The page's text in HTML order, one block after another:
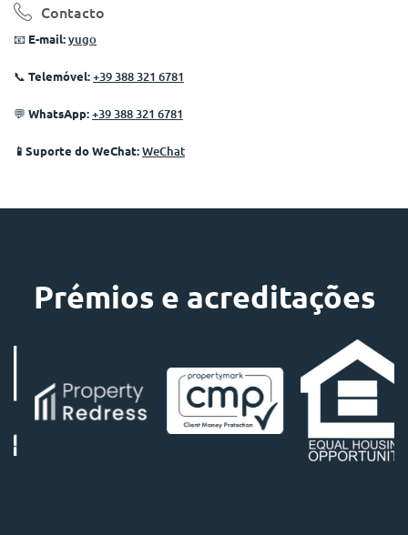
Contacto
📧 E-mail:yugo
📞 Telemóvel:+39 388 321 6781
💬 WhatsApp:+39 388 321 6781
📱Suporte do WeChat:WeChat
Prémios e acreditações